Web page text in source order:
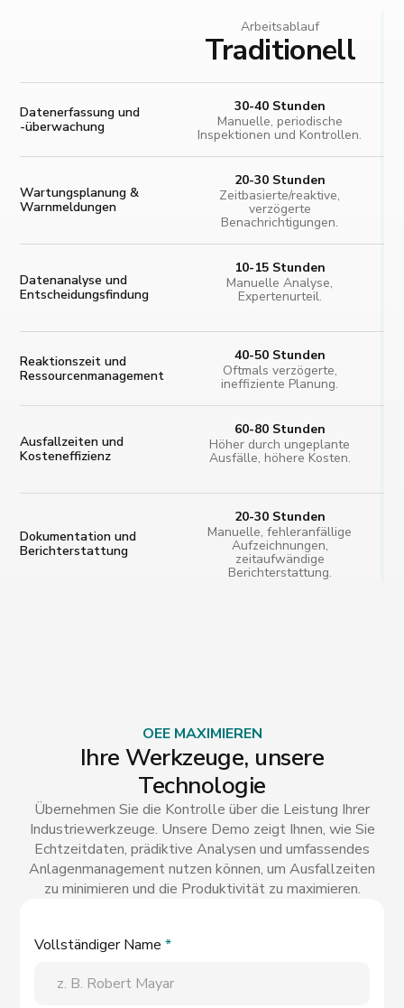
Arbeitsablauf
Traditionell
Datenerfassung und
-überwachung
30-40 Stunden
Manuelle, periodische
Inspektionen und Kontrollen.
Wartungsplanung &
Warnmeldungen
20-30 Stunden
Zeitbasierte/reaktive,
verzögerte
Benachrichtigungen.
Datenanalyse und
Entscheidungsfindung
10-15 Stunden
Manuelle Analyse,
Expertenurteil.
Reaktionszeit und
Ressourcenmanagement
40-50 Stunden
Oftmals verzögerte,
ineffiziente Planung.
Ausfallzeiten und
Kosteneffizienz
60-80 Stunden
Höher durch ungeplante
Ausfälle, höhere Kosten.
Dokumentation und
Berichterstattung
20-30 Stunden
Manuelle, fehleranfällige
Aufzeichnungen,
zeitaufwändige
Berichterstattung.
OEE MAXIMIEREN
Ihre Werkzeuge, unsere
Technologie
Übernehmen Sie die Kontrolle über die Leistung Ihrer
Industriewerkzeuge. Unsere Demo zeigt Ihnen, wie Sie
Echtzeitdaten, prädiktive Analysen und umfassendes
Anlagenmanagement nutzen können, um Ausfallzeiten
zu minimieren und die Produktivität zu maximieren.
Vollständiger Name*